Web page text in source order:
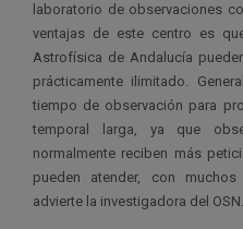
laboratorio de observaciones
ventajas de este centro es
Astrofísica de Andalucía
prácticamente ilimitado.
tiempo de observación para
temporal larga, ya que
normalmente reciben más
pueden atender, con
advierte la investigadora del OSN.